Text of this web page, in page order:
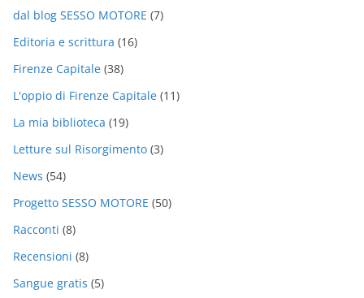
dal blog SESSO MOTORE (7)
Editoria e scrittura (16)
Firenze Capitale (38)
L'oppio di Firenze Capitale (11)
La mia biblioteca (19)
Letture sul Risorgimento (3)
News (54)
Progetto SESSO MOTORE (50)
Racconti (8)
Recensioni (8)
Sangue gratis (5)